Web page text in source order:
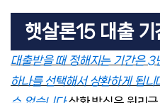
햇살론15 대출 기
대출받을 때 정해지는 기간은
하나를 선택해서 상환하게 됩